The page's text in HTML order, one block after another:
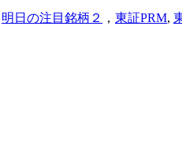
明日の注目銘柄２ ， 東証PRM,